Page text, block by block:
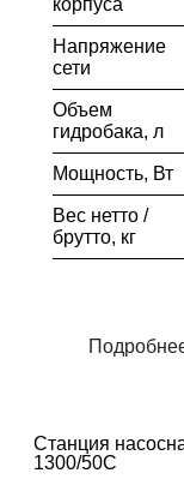
корпуса
Напряжение
сети
Объем
гидробака, л
Мощность, Вт
Вес нетто /
брутто, кг
Станция
1300/50C